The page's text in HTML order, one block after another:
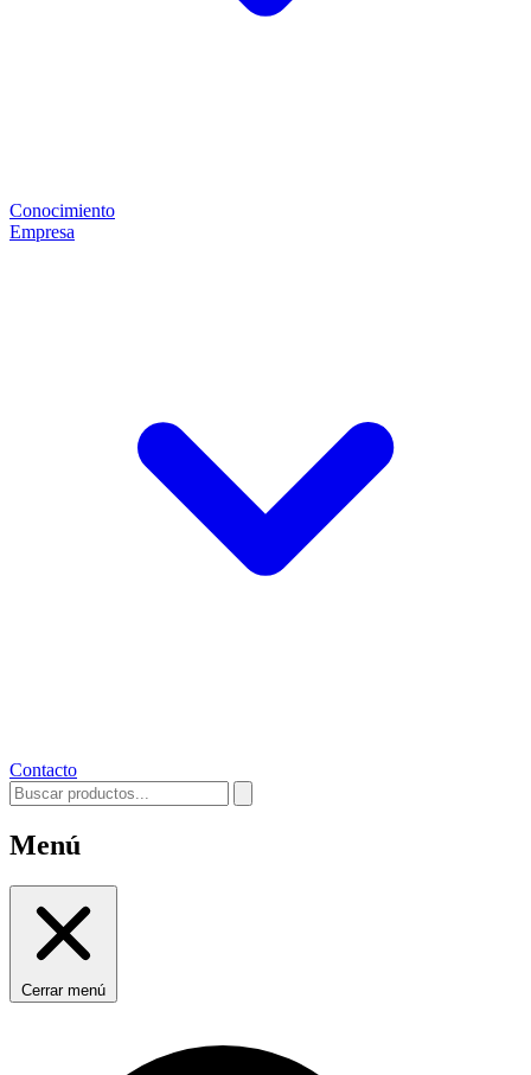
Conocimiento
Empresa
Contacto
Menú
Cerrar menú